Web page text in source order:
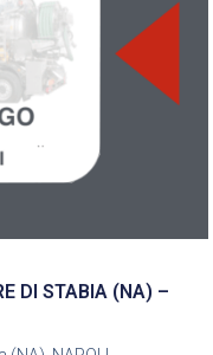
DI STABIA (NA) –